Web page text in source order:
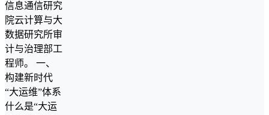
信息通信研究
院云计算与大
数据研究所审
计与治理部工
程师。 一、
构建新时代
“大运维”体系
什么是“大运